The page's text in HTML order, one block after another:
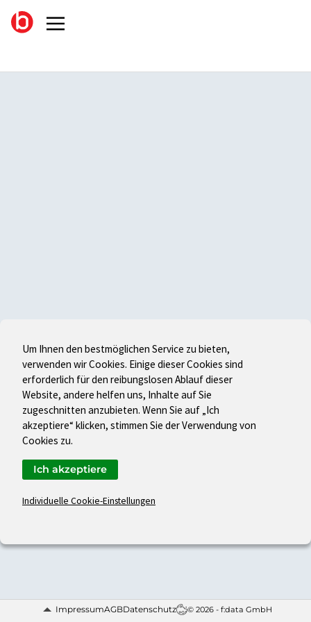
ImpressumAGBDatenschutz © 2026 - f:data GmbH
Um Ihnen den bestmöglichen Service zu bieten,
verwenden wir Cookies. Einige dieser Cookies sind
erforderlich für den reibungslosen Ablauf dieser
Website, andere helfen uns, Inhalte auf Sie
zugeschnitten anzubieten. Wenn Sie auf „Ich
akzeptiere“ klicken, stimmen Sie der Verwendung von
Cookies zu.
Individuelle Cookie-Einstellungen
Ich akzeptiere